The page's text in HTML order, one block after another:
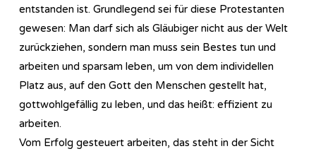
entstanden ist. Grundlegend sei für diese Protestanten
gewesen: Man darf sich als Gläubiger nicht aus der Welt
zurückziehen, sondern man muss sein Bestes tun und
arbeiten und sparsam leben, um von dem individellen
Platz aus, auf den Gott den Menschen gestellt hat,
gottwohlgefällig zu leben, und das heißt: effizient zu
arbeiten.
Vom Erfolg gesteuert arbeiten, das steht in der Sicht